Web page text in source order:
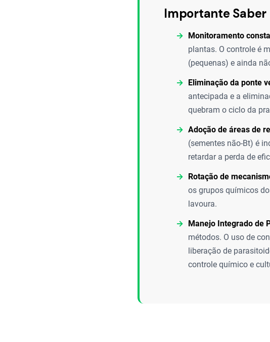
Importante Saber
Monitoramento
plantas. O controle é
(pequenas) e ainda
Eliminação da ponte
antecipada e a
quebram o ciclo da
Adoção de áreas de
(sementes não-Bt) é
retardar a perda de
Rotação de
os grupos químicos
lavoura.
Manejo Integrado de
métodos. O uso de
liberação de
controle químico e